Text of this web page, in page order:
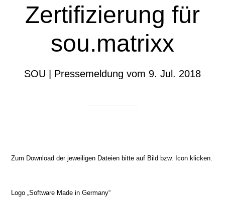
Zertifizierung für
sou.matrixx
SOU | Pressemeldung vom 9. Jul. 2018
Zum Download der jeweiligen Dateien bitte auf Bild bzw. Icon klicken.
Logo „Software Made in Germany“